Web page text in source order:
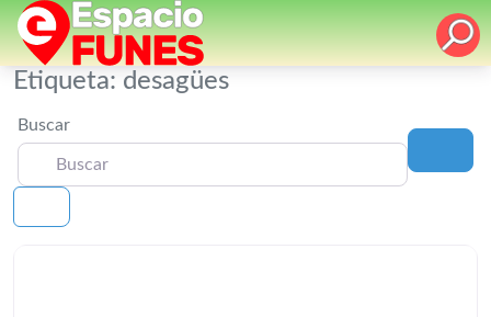
Etiqueta: desagües
Buscar